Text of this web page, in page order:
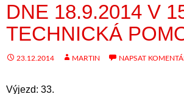
DNE 18.9.2014 V
TECHNICKÁ
23.12.2014 MARTIN NAPSAT
Výjezd: 33.